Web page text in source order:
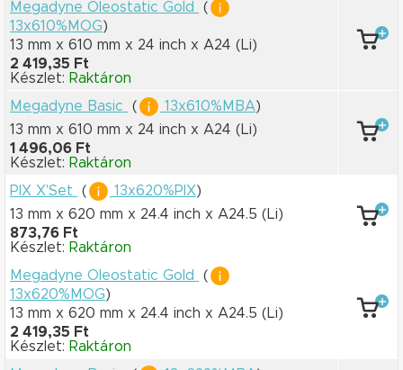
Megadyne Oleostatic Gold
(
13x610%MOG)
13 mm x 610 mm x 24 inch x A24 (Li)
2 419,35 Ft
Készlet: Raktáron
Megadyne Basic
( 13x610%MBA)
13 mm x 610 mm x 24 inch x A24 (Li)
1 496,06 Ft
Készlet: Raktáron
PIX X'Set
( 13x620%PIX)
13 mm x 620 mm x 24.4 inch x A24.5 (Li)
873,76 Ft
Készlet: Raktáron
Megadyne Oleostatic Gold
(
13x620%MOG)
13 mm x 620 mm x 24.4 inch x A24.5 (Li)
2 419,35 Ft
Készlet: Raktáron